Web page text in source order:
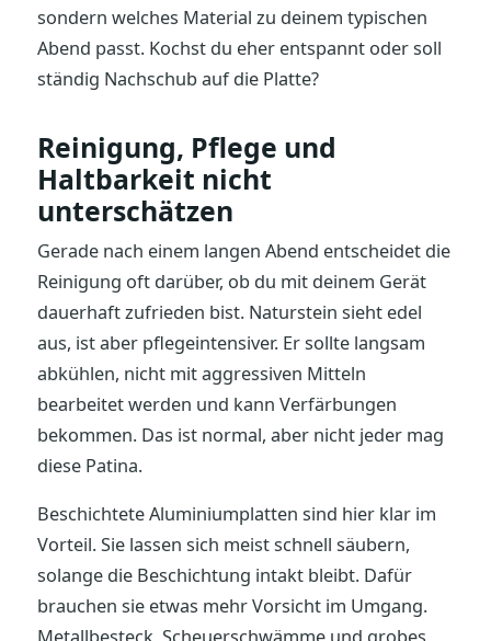
sondern welches Material zu deinem typischen
Abend passt. Kochst du eher entspannt oder soll
ständig Nachschub auf die Platte?
Reinigung, Pflege und
Haltbarkeit nicht
unterschätzen
Gerade nach einem langen Abend entscheidet die
Reinigung oft darüber, ob du mit deinem Gerät
dauerhaft zufrieden bist. Naturstein sieht edel
aus, ist aber pflegeintensiver. Er sollte langsam
abkühlen, nicht mit aggressiven Mitteln
bearbeitet werden und kann Verfärbungen
bekommen. Das ist normal, aber nicht jeder mag
diese Patina.
Beschichtete Aluminiumplatten sind hier klar im
Vorteil. Sie lassen sich meist schnell säubern,
solange die Beschichtung intakt bleibt. Dafür
brauchen sie etwas mehr Vorsicht im Umgang.